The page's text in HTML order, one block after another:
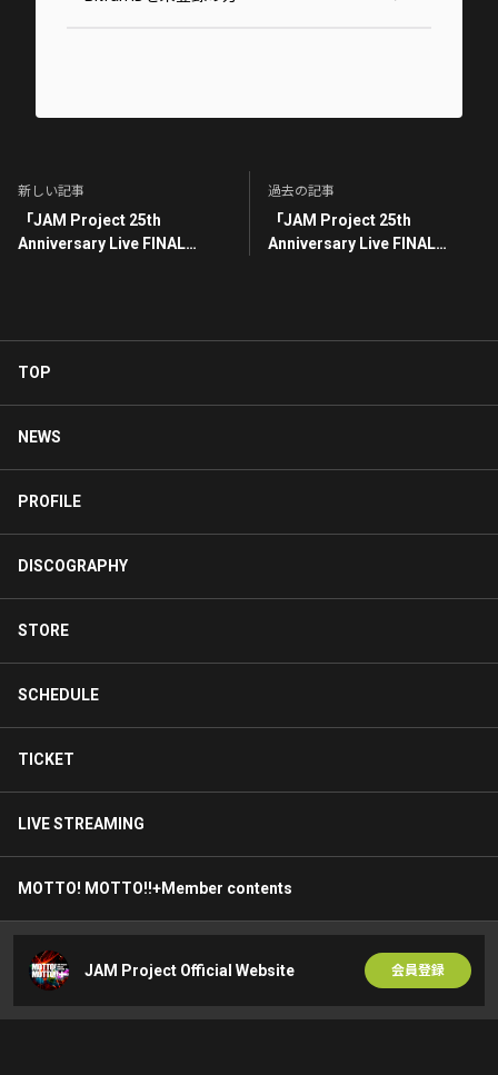
新しい記事
「JAM Project 25th
Anniversary Live FINAL
過去の記事
「JAM Project 25th
Anniversary Live FINAL
TOP
NEWS
PROFILE
DISCOGRAPHY
STORE
SCHEDULE
TICKET
LIVE STREAMING
MOTTO! MOTTO!!+Member contents
JAM Project Official Website 会員登録